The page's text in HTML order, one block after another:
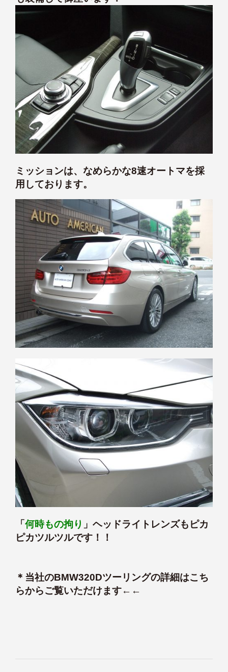
ミッションは、なめらかな8速オートマを採
用しております。
「 何時もの拘り 」ヘッドライトレンズもピカ
ピカツルツルです！！
＊ 当社のBMW320Dツーリングの詳細はこち
らからご覧いただけます←←